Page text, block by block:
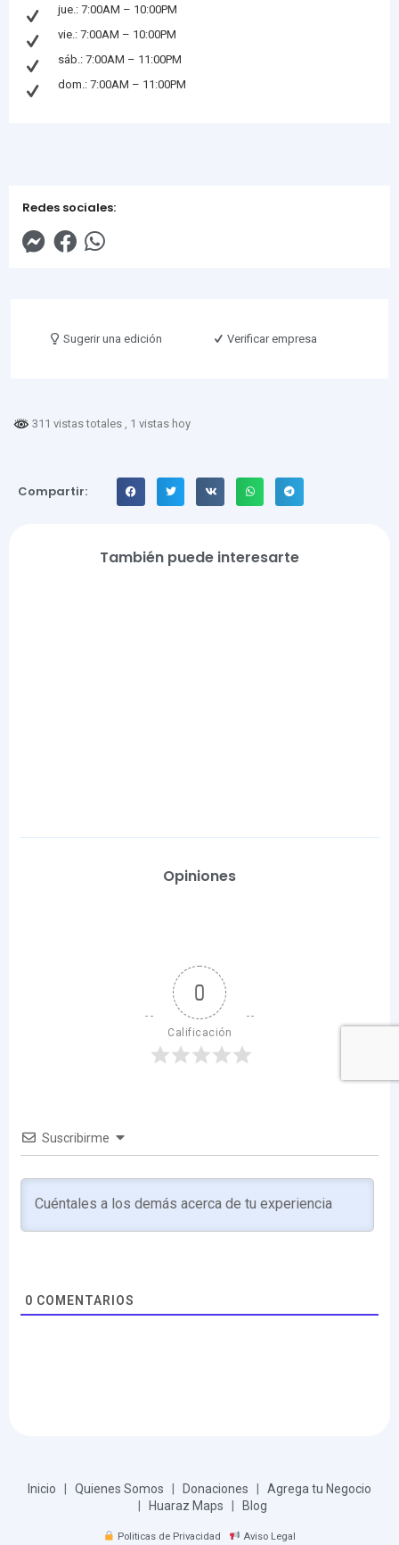
jue.: 7:00AM – 10:00PM
vie.: 7:00AM – 10:00PM
sáb.: 7:00AM – 11:00PM
dom.: 7:00AM – 11:00PM
Redes sociales:
Sugerir una edición Verificar empresa
311 vistas totales , 1 vistas hoy
Compartir:
También puede interesarte
Opiniones
0
Calificación
Suscribirme
0 COMENTARIOS
Inicio Quienes Somos Donaciones
Agrega tu Negocio
Huaraz Maps Blog
Politicas de Privacidad Aviso Legal